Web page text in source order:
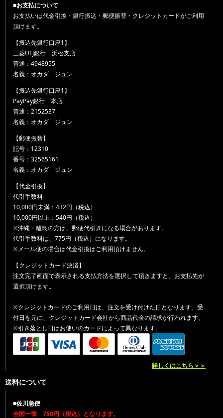
■お支払について
お支払いは代金引換・銀行振込・郵便振替・クレジットカードがご利用
頂けます。
【振込先銀行口座1】
三菱UFJ銀行 浜松支店
普通：4948955
名義：オカダ ジュン
【振込先銀行口座1】
PayPay銀行 本店
普通：2152537
名義：オカダ ジュン
【郵便振替】
記号：12310
番号：32565161
名義：オカダ ジュン
【代金引換】
代引手数料
10,000円未満：432円（税込）
10,000円以上：540円（税込）
※沖縄・離島の方は、郵便代引きになる場合があります。
代引手数料は、775円（税込）になります。
※メール便の場合は代金引換はご利用頂けません。
【クレジットカード決済】
注文完了画面で表示される支払方法を選択して頂きますと、お支払先が
選択頂けます。
※クレジットカードのご利用日は、注文を受け付けた日となります。受
付日を元に、クレジットカード会社から商品代金の請求が行われます。
※引き落とし日はお使いのカードによって異なります。
詳しくはこちら＞＞
送料について
■佐川急便
全国一律 750円（税込）となります。